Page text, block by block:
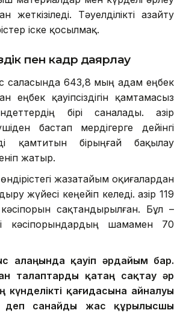
жеткізіледі. Тәуелділікті азайту
іске қосылмақ.
пен кадр даярлау
саласында 643,8 мың адам еңбек
еңбек қауіпсіздігін қамтамасыз
бірі саналады. Қазір
бастап мердігерге дейінгі
қамтитын бірыңғай бақылау
жатыр.
жазатайым оқиғалардан
жүйесі кеңейіп келеді. Қазір 119
сақтандырылған. Бұл –
кәсіпорындардың шамамен 70
алаңында қауіп әрдайым бар.
талаптарды қатаң сақтау әр
күнделікті қағидасына айналуы
деп санайды жас құрылысшы